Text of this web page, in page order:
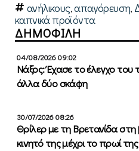
ανήλικους,απαγόρευση,
καπνικά προϊόντα
ΔΗΜΟΦΙΛΗ
04/08/2026 09:02
Νάξος: Έχασε το έλεγχο
άλλα δύο σκάφη
30/07/2026 08:26
Θρίλερ με τη Βρετανίδα στη
κινητό της μέχρι το πρωί